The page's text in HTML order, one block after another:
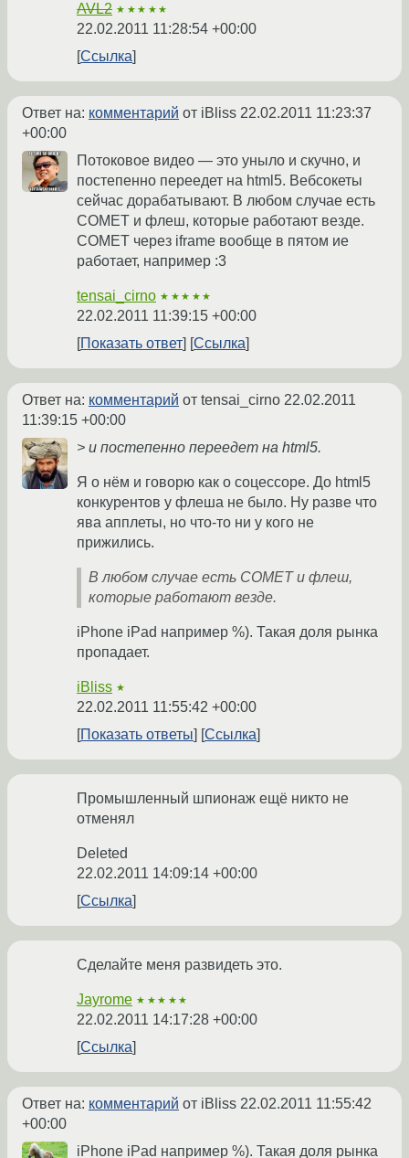
AVL2 ★★★★★
22.02.2011 11:28:54 +00:00
Ссылка
Ответ на: комментарий от iBliss 22.02.2011 11:23:37
+00:00
Потоковое видео — это уныло и скучно, и
постепенно переедет на html5. Вебсокеты
сейчас дорабатывают. В любом случае есть
COMET и флеш, которые работают везде.
COMET через iframe вообще в пятом ие
работает, например :3
tensai_cirno ★★★★★
22.02.2011 11:39:15 +00:00
Показать ответ
Ссылка
Ответ на: комментарий от tensai_cirno 22.02.2011
11:39:15 +00:00
> и постепенно переедет на html5.
Я о нём и говорю как о соцессоре. До html5
конкурентов у флеша не было. Ну разве что
ява апплеты, но что-то ни у кого не
прижились.
В любом случае есть COMET и флеш,
которые работают везде.
iPhone iPad например %). Такая доля рынка
пропадает.
iBliss ★
22.02.2011 11:55:42 +00:00
Показать ответы
Ссылка
Промышленный шпионаж ещё никто не
отменял
Deleted
22.02.2011 14:09:14 +00:00
Ссылка
Сделайте меня развидеть это.
Jayrome ★★★★★
22.02.2011 14:17:28 +00:00
Ссылка
Ответ на: комментарий от iBliss 22.02.2011 11:55:42
+00:00
iPhone iPad например %). Такая доля рынка